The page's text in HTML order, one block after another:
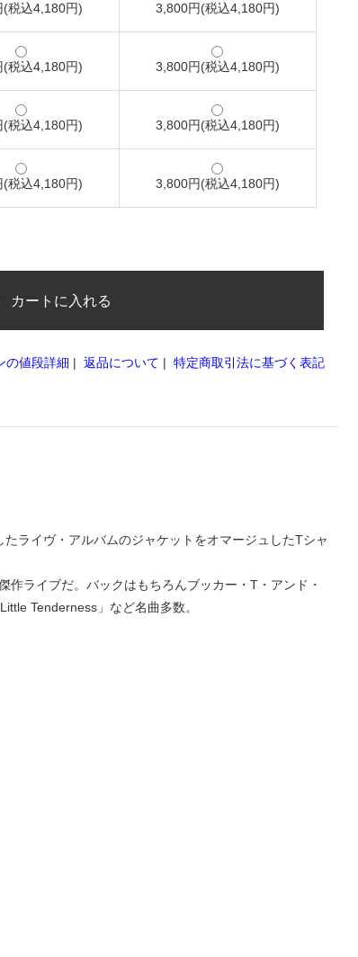
(税込4,180円) 3,800円(税込4,180円)
(税込4,180円) 3,800円(税込4,180円)
(税込4,180円) 3,800円(税込4,180円)
(税込4,180円) 3,800円(税込4,180円)
カートに入れる
の値段詳細 | 返品について | 特定商取引法に基づく表記
ライヴ・アルバムのジャケットをオマージュしたTシャ
ライブだ。バックはもちろんブッカー・T・アンド・
Tenderness」など名曲多数。